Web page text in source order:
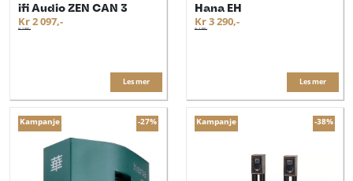
ifi Audio ZEN CAN 3
Kr 2 097,-
Kr 2 995,-
Les mer
Hana EH
Kr 3 290,-
Kr 4 499,-
Les mer
Kampanje -27% Kampanje -38%